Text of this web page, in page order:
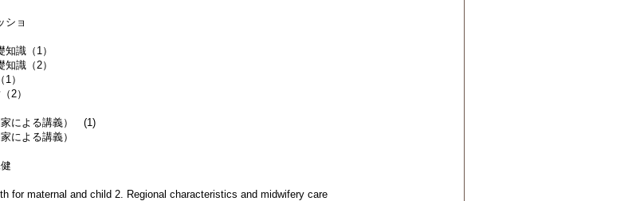
健行政と施策
ショ
）
に必要な研究の基礎知識（1）
識（2）
動における事例検討（1）
2）
ける母子保健活動
活動の実際（専門家による講義） (1)
による講義）
）
健
for maternal and child 2. Regional characteristics and midwifery care